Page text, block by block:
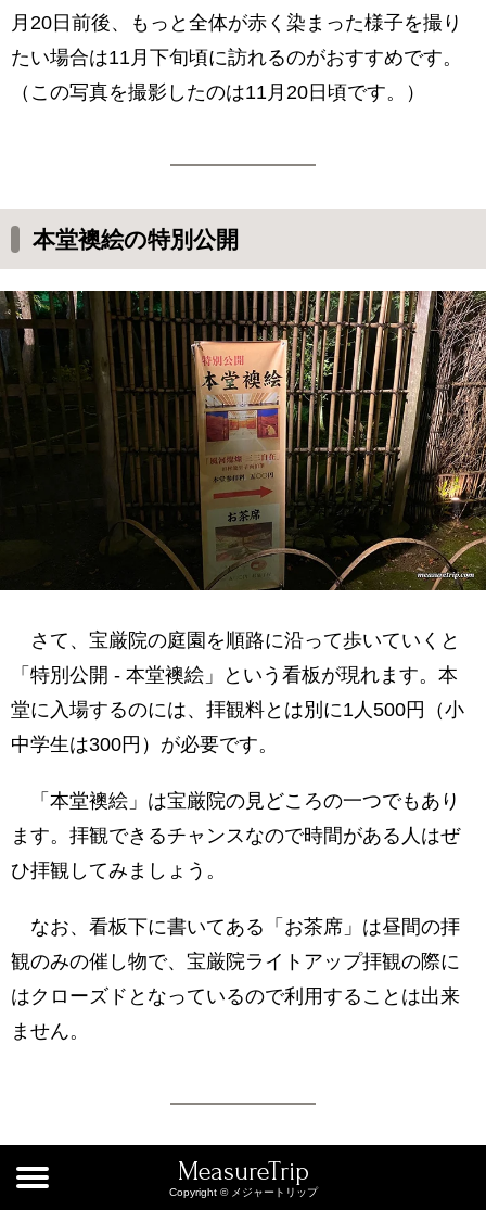
月20日前後、もっと全体が赤く染まった様子を撮り
たい場合は11月下旬頃に訪れるのがおすすめです。
（この写真を撮影したのは11月20日頃です。）
本堂襖絵の特別公開
さて、宝厳院の庭園を順路に沿って歩いていくと
「特別公開 - 本堂襖絵」という看板が現れます。本
堂に入場するのには、拝観料とは別に1人500円（小
中学生は300円）が必要です。
「本堂襖絵」は宝厳院の見どころの一つでもあり
ます。拝観できるチャンスなので時間がある人はぜ
ひ拝観してみましょう。
なお、看板下に書いてある「お茶席」は昼間の拝
観のみの催し物で、宝厳院ライトアップ拝観の際に
はクローズドとなっているので利用することは出来
ません。
宝厳院の本堂 MeasureTrip
Copyright © メジャートリップ